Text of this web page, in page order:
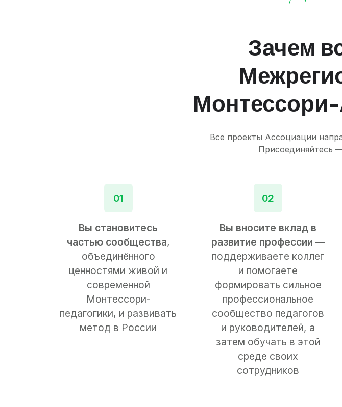
Зачем
Все проекты Ассоциации
Присоединяйтесь
01
Вы становитесь
частью сообщества,
объединённого
ценностями живой и
современной
Монтессори-
педагогики, и развивать
метод в России
02
Вы вносите вклад в
развитие профессии —
поддерживаете коллег
и помогаете
формировать сильное
профессиональное
сообщество педагогов
и руководителей, а
затем обучать в этой
среде своих
сотрудников